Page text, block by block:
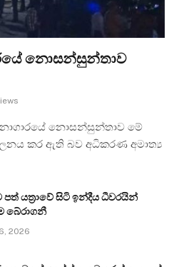
නොසන්සුන්තාව
නොසන්සුන්තාව මේ
කර ඇති බව අධිකරණ අමාත්‍ය
යත්‍රාවේ සිටි ඉන්දීය ධීවරයින්
බේරාගනී
2026